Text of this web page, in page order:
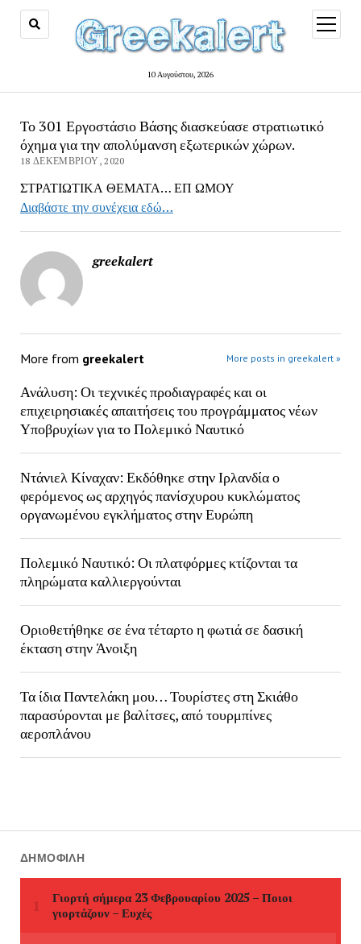
10 Αυγούστου, 2026
open
menu
Το 301 Εργοστάσιο Βάσης διασκεύασε στρατιωτικό
όχημα για την απολύμανση εξωτερικών χώρων.
18 ΔΕΚΕΜΒΡΊΟΥ, 2020
ΣΤΡΑΤΙΩΤΙΚΑ ΘΕΜΑΤΑ… ΕΠ ΩΜΟΥ
Διαβάστε την συνέχεια εδώ…
greekalert
More from greekalert More posts in greekalert »
Ανάλυση: Οι τεχνικές προδιαγραφές και οι
επιχειρησιακές απαιτήσεις του προγράμματος νέων
Υποβρυχίων για το Πολεμικό Ναυτικό
Ντάνιελ Κίναχαν: Εκδόθηκε στην Ιρλανδία ο
φερόμενος ως αρχηγός πανίσχυρου κυκλώματος
οργανωμένου εγκλήματος στην Ευρώπη
Πολεμικό Ναυτικό: Οι πλατφόρμες κτίζονται τα
πληρώματα καλλιεργούνται
Οριοθετήθηκε σε ένα τέταρτο η φωτιά σε δασική
έκταση στην Άνοιξη
Τα ίδια Παντελάκη μου… Τουρίστες στη Σκιάθο
παρασύρονται με βαλίτσες, από τουρμπίνες
αεροπλάνου
ΔΗΜΟΦΙΛΉ